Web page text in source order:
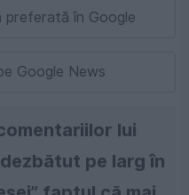
preferată în Google
Google News
lui
pe larg în